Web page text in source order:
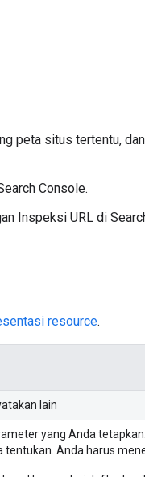
peta situs tertentu,
Console.
Inspeksi URL di
resource.
lain
yang Anda
Anda harus